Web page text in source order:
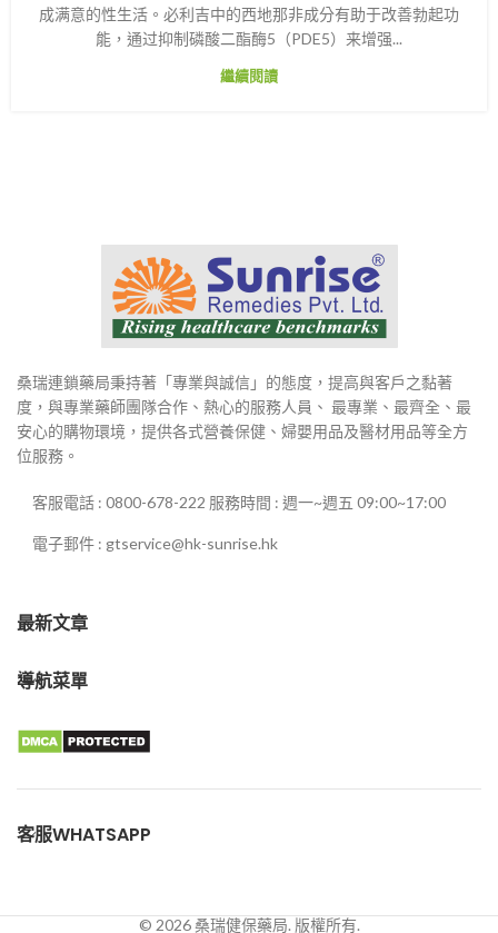
成满意的性生活。必利吉中的西地那非成分有助于改善勃起功
能，通过抑制磷酸二酯酶5（PDE5）来增强...
繼續閱讀
桑瑞連鎖藥局秉持著「專業與誠信」的態度，提高與客戶之黏著
度，與專業藥師團隊合作、熱心的服務人員、 最專業、最齊全、最
安心的購物環境，提供各式營養保健、婦嬰用品及醫材用品等全方
位服務。
客服電話 : 0800-678-222 服務時間 : 週一~週五 09:00~17:00
電子郵件 : gtservice@hk-sunrise.hk
最新文章
導航菜單
客服WHATSAPP
© 2026 桑瑞健保藥局. 版權所有.